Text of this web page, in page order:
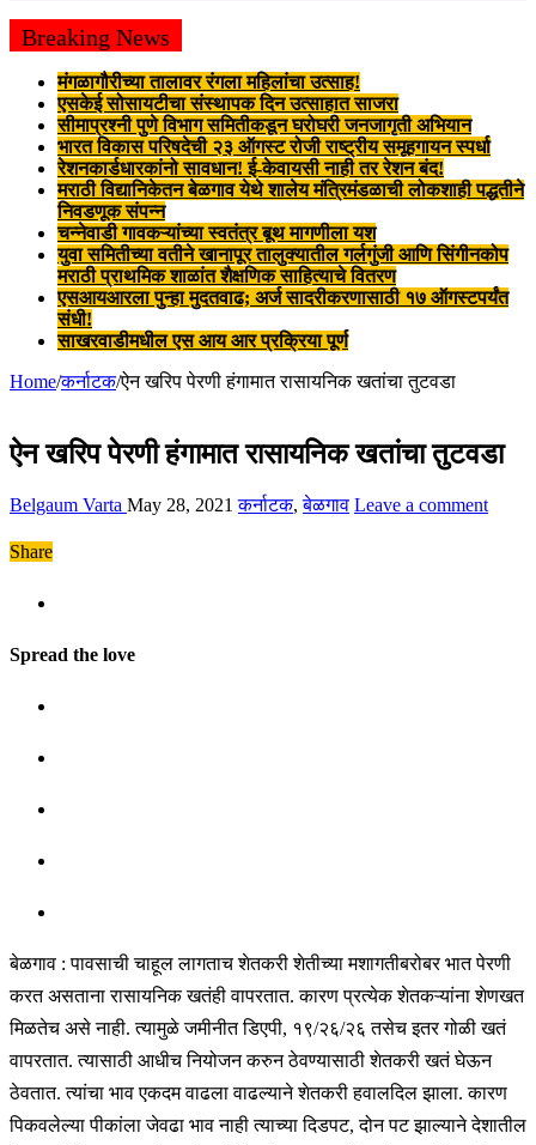
Breaking News
मंगळागौरीच्या तालावर रंगला महिलांचा उत्साह!
एसकेई सोसायटीचा संस्थापक दिन उत्साहात साजरा
सीमाप्रश्नी पुणे विभाग समितीकडून घरोघरी जनजागृती अभियान
भारत विकास परिषदेची २३ ऑगस्ट रोजी राष्ट्रीय समूहगायन स्पर्धा
रेशनकार्डधारकांनो सावधान! ई-केवायसी नाही तर रेशन बंद!
मराठी विद्यानिकेतन बेळगाव येथे शालेय मंत्रिमंडळाची लोकशाही पद्धतीने
निवडणूक संपन्न
चन्नेवाडी गावकऱ्यांच्या स्वतंत्र बूथ मागणीला यश
युवा समितीच्या वतीने खानापूर तालुक्यातील गर्लगुंजी आणि सिंगीनकोप
मराठी प्राथमिक शाळांत शैक्षणिक साहित्याचे वितरण
एसआयआरला पुन्हा मुदतवाढ; अर्ज सादरीकरणासाठी १७ ऑगस्टपर्यंत
संधी!
साखरवाडीमधील एस आय आर प्रक्रिया पूर्ण
Home/कर्नाटक/ऐन खरिप पेरणी हंगामात रासायनिक खतांचा तुटवडा
ऐन खरिप पेरणी हंगामात रासायनिक खतांचा तुटवडा
Belgaum Varta May 28, 2021 कर्नाटक,बेळगाव Leave a comment
Share
Spread the love
बेळगाव : पावसाची चाहूल लागताच शेतकरी शेतीच्या मशागतीबरोबर भात पेरणी
करत असताना रासायनिक खतंही वापरतात. कारण प्रत्येक शेतकऱ्यांना शेणखत
मिळतेच असे नाही. त्यामुळे जमीनीत डिएपी, १९/२६/२६ तसेच इतर गोळी खतं
वापरतात. त्यासाठी आधीच नियोजन करुन ठेवण्यासाठी शेतकरी खतं घेऊन
ठेवतात. त्यांचा भाव एकदम वाढला वाढल्याने शेतकरी हवालदिल झाला. कारण
पिकवलेल्या पीकांला जेवढा भाव नाही त्याच्या दिडपट, दोन पट झाल्याने देशातील